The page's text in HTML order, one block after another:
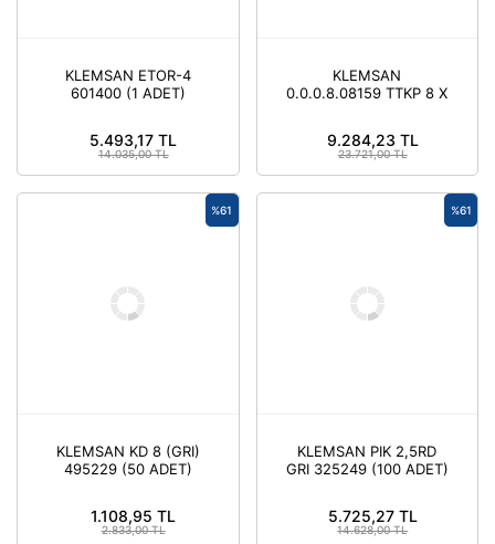
KLEMSAN ETOR-4
601400 (1 ADET)
5.493,17 TL
14.035,00 TL
KLEMSAN
0.0.0.8.08159 TTKP 8 X
ADET )
9.284,23 TL
23.721,00 TL
KLEMSAN KD 8 (GRI)
495229 (50 ADET)
%61
1.108,95 TL
2.833,00 TL
KLEMSAN PIK 2,5RD
GRI 325249 (100 ADET)
%61
5.725,27 TL
14.628,00 TL